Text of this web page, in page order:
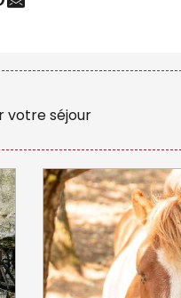
votre séjour